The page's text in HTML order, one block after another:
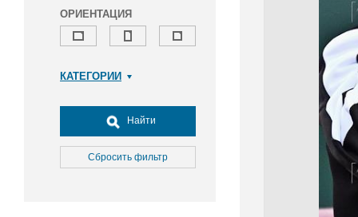
ОРИЕНТАЦИЯ
КАТЕГОРИИ
Досуг, туризм и отдых
Культура
Медицина
Найти
Сбросить фильтр